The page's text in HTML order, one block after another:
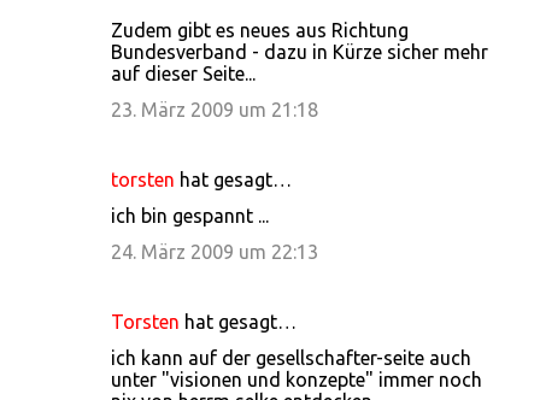
Zudem gibt es neues aus Richtung
Bundesverband - dazu in Kürze sicher mehr
auf dieser Seite...
23. März 2009 um 21:18
torsten hat gesagt…
ich bin gespannt ...
24. März 2009 um 22:13
Torsten hat gesagt…
ich kann auf der gesellschafter-seite auch
unter "visionen und konzepte" immer noch